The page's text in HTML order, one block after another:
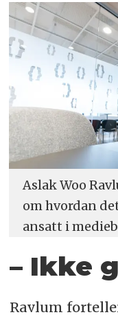
Aslak Woo
om hvordan
ansatt i
– Ikke
Ravlum